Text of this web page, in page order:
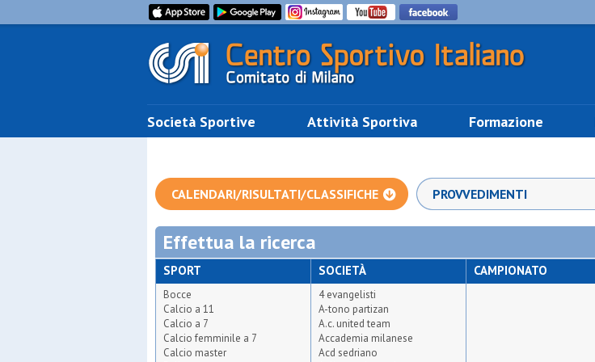
Società Sportive Attività Sportiva Formazione
CALENDARI/RISULTATI/CLASSIFICHE PROVVEDIMENTI
Effettua la ricerca
SPORT
Bocce
Calcio a 11
Calcio a 7
Calcio femminile a 7
Calcio master
SOCIETÀ
4 evangelisti
A-tono partizan
A.c. united team
Accademia milanese
Acd sedriano
CAMPIONATO